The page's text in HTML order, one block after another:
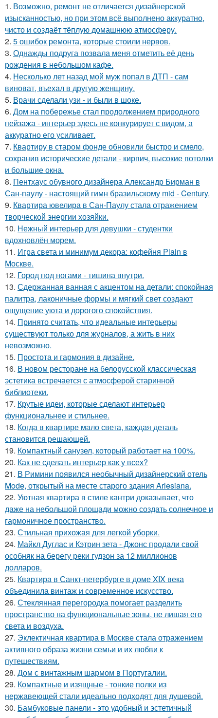
1. Возможно, ремонт не отличается дизайнерской
изысканностью, но при этом всё выполнено аккуратно,
чисто и создаёт тёплую домашнюю атмосферу.
2. 5 ошибок ремонта, которые стоили нервов.
3. Однажды подруга позвала меня отметить её день
рождения в небольшом кафе.
4. Несколько лет назад мой муж попал в ДТП - сам
виноват, въехал в другую женщину.
5. Врачи сделали узи - и были в шоке.
6. Дом на побережье стал продолжением природного
пейзажа - интерьер здесь не конкурирует с видом, а
аккуратно его усиливает.
7. Квартиру в старом фонде обновили быстро и смело,
сохранив исторические детали - кирпич, высокие потолки
и большие окна.
8. Пентхаус обувного дизайнера Александр Бирман в
Сан-паулу - настоящий гимн бразильскому mid - Century.
9. Квартира ювелира в Сан-Паулу стала отражением
творческой энергии хозяйки.
10. Нежный интерьер для девушки - студентки
вдохновлён морем.
11. Игра света и минимум декора: кофейня Plain в
Москве.
12. Город под ногами - тишина внутри.
13. Сдержанная ванная с акцентом на детали: спокойная
палитра, лаконичные формы и мягкий свет создают
ощущение уюта и дорогого спокойствия.
14. Принято считать, что идеальные интерьеры
существуют только для журналов, а жить в них
невозможно.
15. Простота и гармония в дизайне.
16. В новом ресторане на белорусской классическая
эстетика встречается с атмосферой старинной
библиотеки.
17. Крутые идеи, которые сделают интерьер
функциональнее и стильнее.
18. Когда в квартире мало света, каждая деталь
становится решающей.
19. Компактный санузел, который работает на 100%.
20. Как не сделать интерьер как у всех?
21. В Римини появился необычный дизайнерский отель
Mode, открытый на месте старого здания Arlesiana.
22. Уютная квартира в стиле кантри доказывает, что
даже на небольшой площади можно создать солнечное и
гармоничное пространство.
23. Стильная прихожая для легкой уборки.
24. Майкл Дуглас и Кэтрин зета - Джонс продали свой
особняк на берегу реки гудзон за 12 миллионов
долларов.
25. Квартира в Санкт-петербурге в доме XIX века
объединила винтаж и современное искусство.
26. Стеклянная перегородка помогает разделить
пространство на функциональные зоны, не лишая его
света и воздуха.
27. Эклектичная квартира в Москве стала отражением
активного образа жизни семьи и их любви к
путешествиям.
28. Дом с винтажным шармом в Португалии.
29. Компактные и изящные - тонкие полки из
нержавеющей стали идеально подходят для душевой.
30. Бамбуковые панели - это удобный и эстетичный